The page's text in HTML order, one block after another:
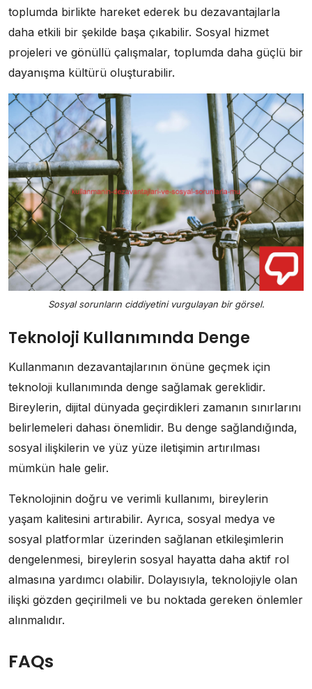
toplumda birlikte hareket ederek bu dezavantajlarla
daha etkili bir şekilde başa çıkabilir. Sosyal hizmet
projeleri ve gönüllü çalışmalar, toplumda daha güçlü bir
dayanışma kültürü oluşturabilir.
Sosyal sorunların ciddiyetini vurgulayan bir görsel.
Teknoloji Kullanımında Denge
Kullanmanın dezavantajlarının önüne geçmek için
teknoloji kullanımında denge sağlamak gereklidir.
Bireylerin, dijital dünyada geçirdikleri zamanın sınırlarını
belirlemeleri dahası önemlidir. Bu denge sağlandığında,
sosyal ilişkilerin ve yüz yüze iletişimin artırılması
mümkün hale gelir.
Teknolojinin doğru ve verimli kullanımı, bireylerin
yaşam kalitesini artırabilir. Ayrıca, sosyal medya ve
sosyal platformlar üzerinden sağlanan etkileşimlerin
dengelenmesi, bireylerin sosyal hayatta daha aktif rol
almasına yardımcı olabilir. Dolayısıyla, teknolojiyle olan
ilişki gözden geçirilmeli ve bu noktada gereken önlemler
alınmalıdır.
FAQs